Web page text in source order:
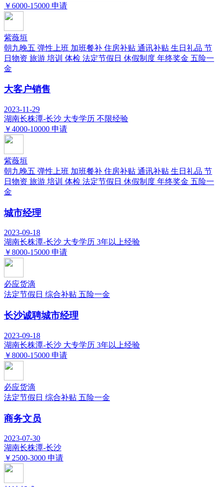
￥6000-15000 申请
紫薇垣
朝九晚五 弹性上班 加班餐补 住房补贴 通讯补贴 生日礼品 节
日物资 旅游 培训 体检 法定节假日 休假制度 年终奖金 五险一
金
大客户销售
2023-11-29
湖南长株潭-长沙 大专学历 不限经验
￥4000-10000 申请
紫薇垣
朝九晚五 弹性上班 加班餐补 住房补贴 通讯补贴 生日礼品 节
日物资 旅游 培训 体检 法定节假日 休假制度 年终奖金 五险一
金
城市经理
2023-09-18
湖南长株潭-长沙 大专学历 3年以上经验
￥8000-15000 申请
必应货滴
法定节假日 综合补贴 五险一金
长沙诚聘城市经理
2023-09-18
湖南长株潭-长沙 大专学历 3年以上经验
￥8000-15000 申请
必应货滴
法定节假日 综合补贴 五险一金
商务文员
2023-07-30
湖南长株潭-长沙
￥2500-3000 申请